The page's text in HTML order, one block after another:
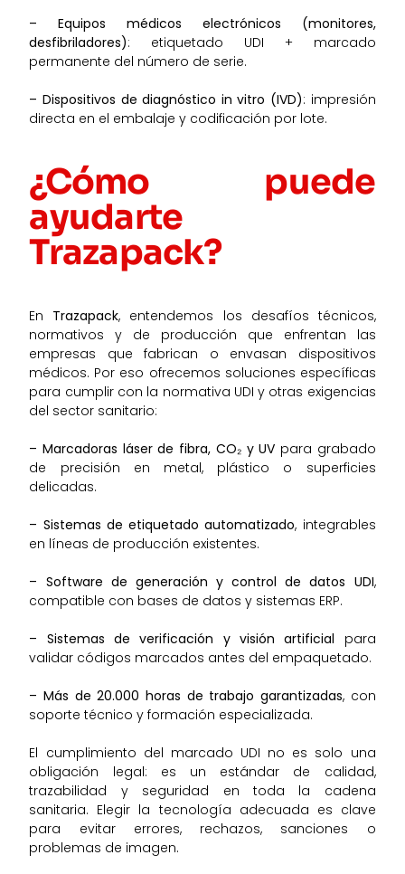
– Equipos médicos electrónicos (monitores,
desfibriladores): etiquetado UDI + marcado
permanente del número de serie.
– Dispositivos de diagnóstico in vitro (IVD): impresión
directa en el embalaje y codificación por lote.
¿Cómo puede
ayudarte
Trazapack?
En Trazapack, entendemos los desafíos técnicos,
normativos y de producción que enfrentan las
empresas que fabrican o envasan dispositivos
médicos. Por eso ofrecemos soluciones específicas
para cumplir con la normativa UDI y otras exigencias
del sector sanitario:
– Marcadoras láser de fibra, CO₂ y UV para grabado
de precisión en metal, plástico o superficies
delicadas.
– Sistemas de etiquetado automatizado, integrables
en líneas de producción existentes.
– Software de generación y control de datos UDI,
compatible con bases de datos y sistemas ERP.
– Sistemas de verificación y visión artificial para
validar códigos marcados antes del empaquetado.
– Más de 20.000 horas de trabajo garantizadas, con
soporte técnico y formación especializada.
El cumplimiento del marcado UDI no es solo una
obligación legal: es un estándar de calidad,
trazabilidad y seguridad en toda la cadena
sanitaria. Elegir la tecnología adecuada es clave
para evitar errores, rechazos, sanciones o
problemas de imagen.